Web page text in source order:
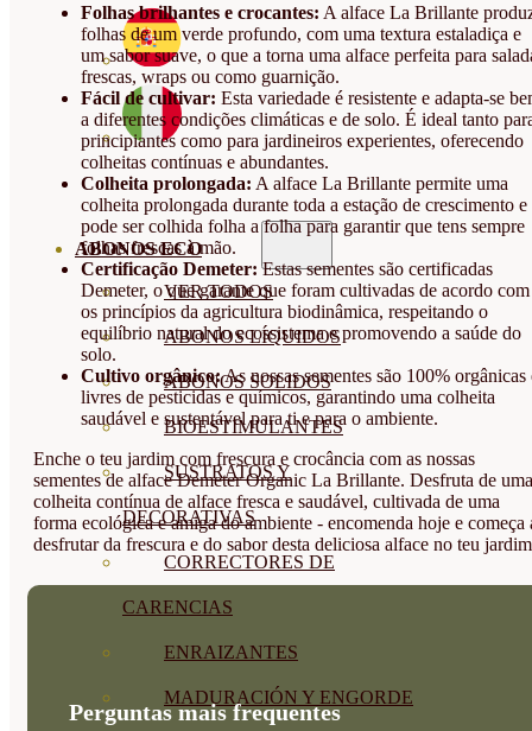
ABONOS ECO
VER TODOS
ABONOS LÍQUIDOS
ABONOS SOLIDOS
BIOESTIMULANTES
SUSTRATOS Y
DECORATIVAS
CORRECTORES DE
CARENCIAS
ENRAIZANTES
MADURACIÓN Y ENGORDE
Folhas brilhantes e crocantes: A alface La Brillante
folhas de um verde profundo, com uma textura estaladiça e
um sabor suave, o que a torna uma alface perfeita para
frescas, wraps ou como guarnição.
Fácil de cultivar: Esta variedade é resistente e adapta-se
a diferentes condições climáticas e de solo. É ideal tanto
principiantes como para jardineiros experientes, oferecendo
colheitas contínuas e abundantes.
Colheita prolongada: A alface La Brillante permite uma
colheita prolongada durante toda a estação de crescimento e
pode ser colhida folha a folha para garantir que tens sempre
folhas frescas à mão.
Certificação Demeter: Estas sementes são certificadas
Demeter, o que garante que foram cultivadas de acordo com
os princípios da agricultura biodinâmica, respeitando o
equilíbrio natural do ecossistema e promovendo a saúde do
solo.
Cultivo orgânico:As nossas sementes são 100% orgânicas
livres de pesticidas e químicos, garantindo uma colheita
saudável e sustentável para ti e para o ambiente.
Enche o teu jardim com frescura e crocância com as nossas
sementes de alface Demeter Organic La Brillante. Desfruta de uma
colheita contínua de alface fresca e saudável, cultivada de uma
forma ecológica e amiga do ambiente - encomenda hoje e começa
desfrutar da frescura e do sabor desta deliciosa alface no teu
Perguntas mais frequentes